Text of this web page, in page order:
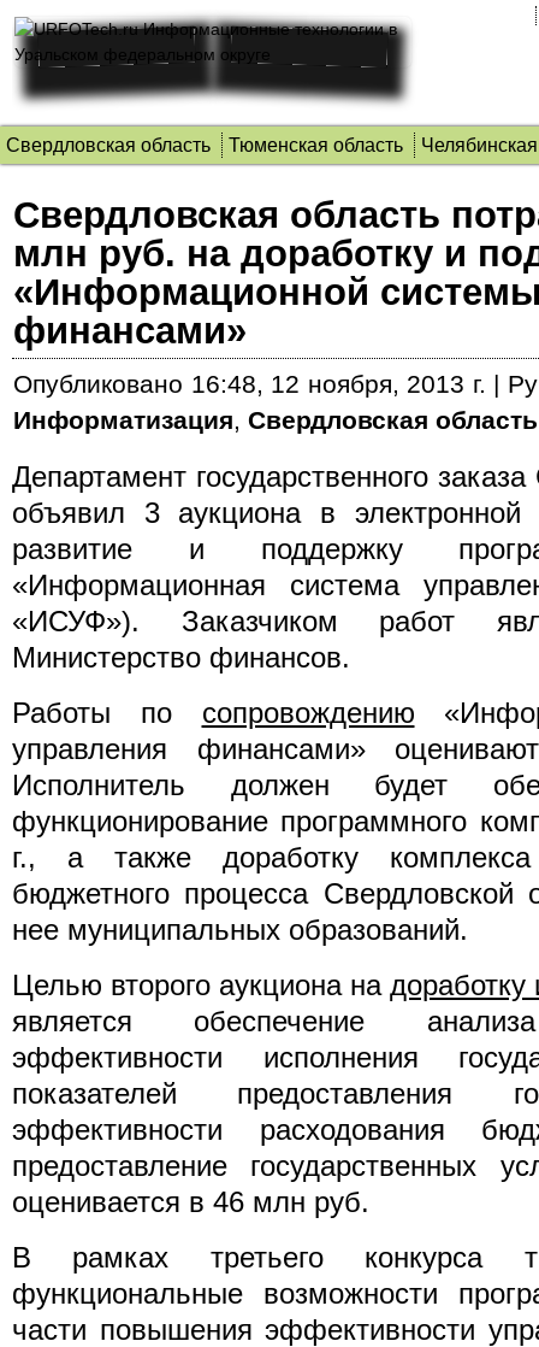
Свердловская область Тюменская область
Свердловская область
млн руб. на доработку и
«Информационной
финансами»
Опубликовано 16:48, 12 ноября, 2013 г. |
Информатизация, Свердловская область
Департамент государственного
объявил 3 аукциона в
развитие и поддержку
«Информационная система
«ИСУФ»). Заказчиком работ
Министерство финансов.
Работы по сопровождению
управления финансами»
Исполнитель должен будет
функционирование программного
г., а также доработку
бюджетного процесса
нее муниципальных образований.
Целью второго аукциона на доработку
является обеспечение
эффективности исполнения
показателей предоставления
эффективности расходования
предоставление государственных
оценивается в 46 млн руб.
В рамках третьего конкурса
функциональные возможности
части повышения эффективности